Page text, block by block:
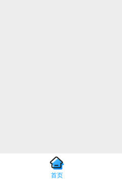
首页